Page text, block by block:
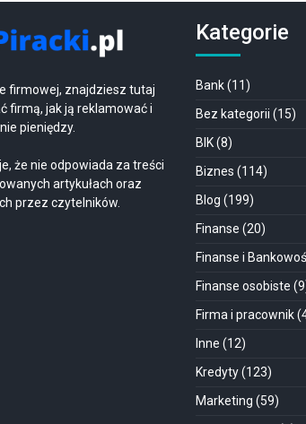
firmowej, znajdziesz tutaj
firmą, jak ją reklamować i
pieniędzy.
że nie odpowiada za treści
artykułach oraz
przez czytelników.
Kategorie
Bank(11)
Bez kategorii (15)
BIK(8)
Biznes (114)
Blog (199)
Finanse (20)
Finanse i
Finanse osobiste
Firma i pracownik
Inne (12)
Kredyty(123)
Marketing (59)